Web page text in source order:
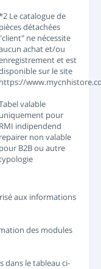
Le catalogue de
pièces détachées
"client" ne nécessite
achat et/ou
et est
sur le site
https://
valable
uniquement pour
RMI indipendend
repairer non valable
pour B2B ou autre
aux informations
des modules
dans le tableau ci-